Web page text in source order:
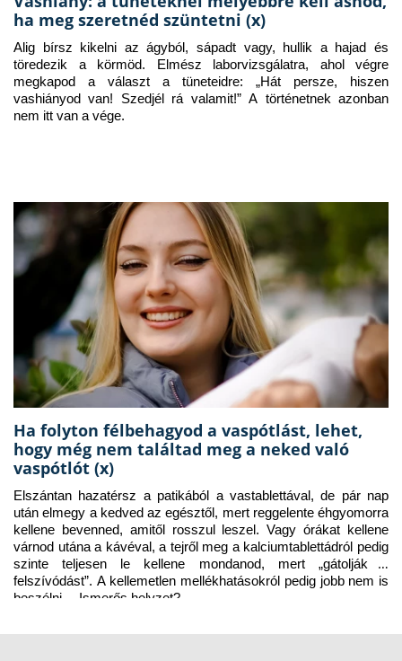
ha meg szeretnéd szüntetni (x)
Alig bírsz kikelni az ágyból, sápadt vagy, hullik a hajad és
töredezik a körmöd. Elmész laborvizsgálatra, ahol végre
megkapod a választ a tüneteidre: „Hát persze, hiszen
vashiányod van! Szedjél rá valamit!” A történetnek azonban
nem itt van a vége.
Ha folyton félbehagyod a vaspótlást, lehet,
hogy még nem találtad meg a neked való
vaspótlót (x)
Elszántan hazatérsz a patikából a vastablettával, de pár nap
után elmegy a kedved az egésztől, mert reggelente éhgyomorra
kellene bevenned, amitől rosszul leszel. Vagy órákat kellene
várnod utána a kávéval, a tejről meg a kalciumtablettádról pedig
szinte teljesen le kellene mondanod, mert „gátolják a
felszívódást”. A kellemetlen mellékhatásokról pedig jobb nem is
beszélni… Ismerős helyzet?